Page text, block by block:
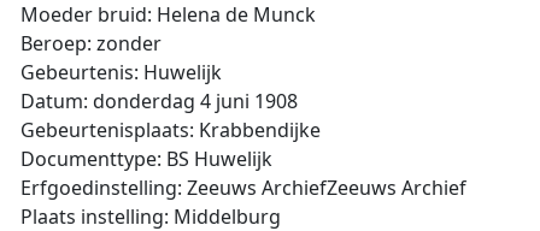
Moeder bruid: Helena de Munck
Beroep: zonder
Gebeurtenis: Huwelijk
Datum: donderdag 4 juni 1908
Gebeurtenisplaats: Krabbendijke
Documenttype: BS Huwelijk
Erfgoedinstelling: Zeeuws ArchiefZeeuws Archief
Plaats instelling: Middelburg